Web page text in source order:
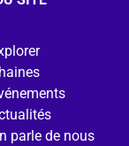
parle de nous